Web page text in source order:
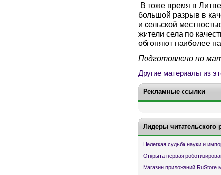
В тоже время в
большой разрыв в
и сельской
жители села по
обгоняют наиболее
Подготовлено по
Другие материалы из
Рекламные ссылки
Лидеры читательского
Нелегкая судьба науки и
Открыта первая
Магазин приложений RuStore